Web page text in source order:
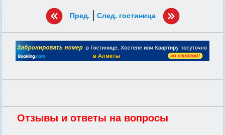
Пред. | След. гостиница
Отзывы и ответы на вопросы